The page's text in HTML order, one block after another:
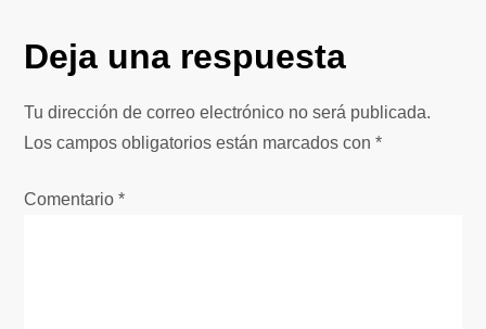
g
a
Deja una respuesta
Tu dirección de correo electrónico no será publicada.
Los campos obligatorios están marcados con*
Comentario*